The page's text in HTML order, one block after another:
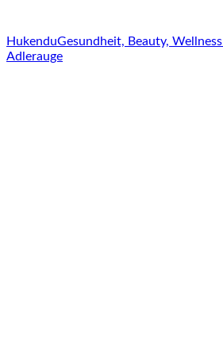
HukenduGesundheit, Beauty, Wellness
Adlerauge